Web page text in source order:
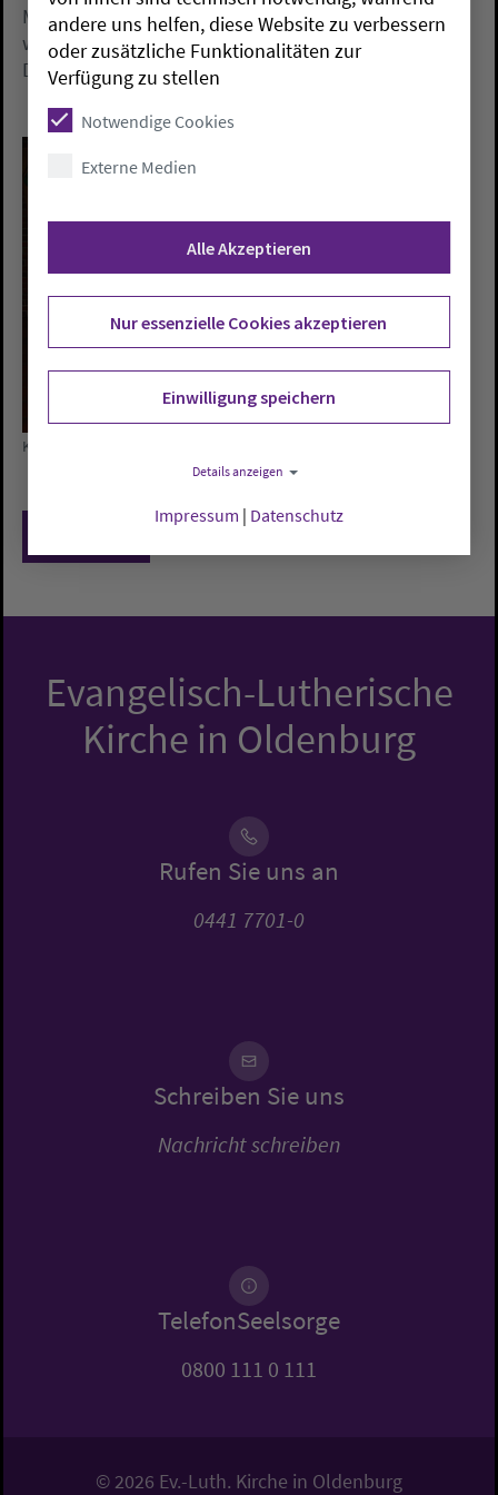
Mitarbeitende), Friedhof, Bau- und Liegenschaften
wahr genommen. Der Sitz der Verwaltung ist
Delmenhorst.
Kreispfarrer Jaedicke, Andreas Möller und Michael Koska (von links)
Evangelisch-Lutherische
Kirche in Oldenburg
Rufen Sie uns an
0441 7701-0
Schreiben Sie uns
Nachricht schreiben
TelefonSeelsorge
0800 111 0 111
© 2026 Ev.-Luth. Kirche in Oldenburg
andere uns helfen, diese Website zu verbessern
oder zusätzliche Funktionalitäten zur
Verfügung zu stellen
Notwendige Cookies
Externe Medien
Alle Akzeptieren
Nur essenzielle Cookies akzeptieren
Einwilligung speichern
Details anzeigen
Impressum | Datenschutz